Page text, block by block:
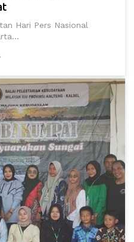
Hari Pers Nasional